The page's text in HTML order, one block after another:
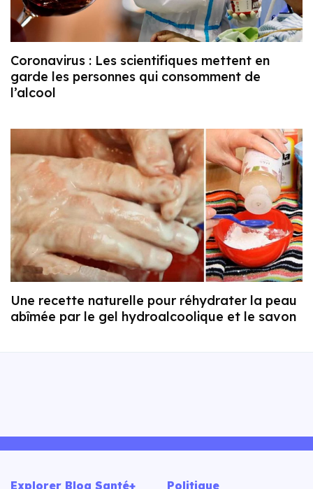
Coronavirus : Les scientifiques mettent en
garde les personnes qui consomment de
l’alcool
Une recette naturelle pour réhydrater la peau
abîmée par le gel hydroalcoolique et le savon
Explorer Blog Santé+ Politique